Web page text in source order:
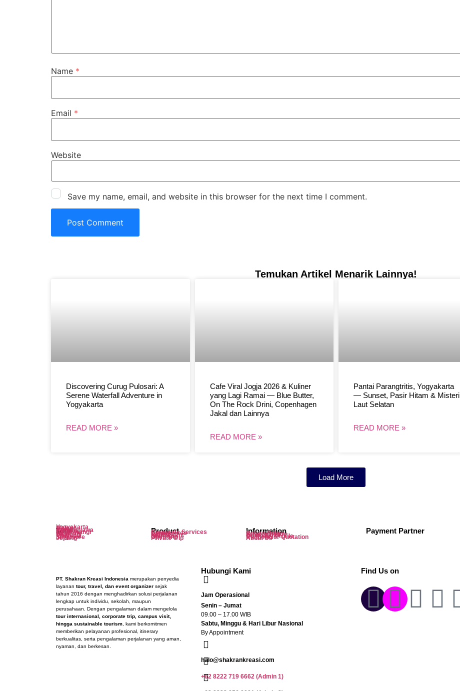
Name *
Email *
Website
Save my name, email, and website in this browser for the next time I comment.
Temukan Artikel Menarik Lainnya!
Discovering Curug Pulosari: A
Serene Waterfall Adventure in
Yogyakarta
READ MORE »
Cafe Viral Jogja 2026 & Kuliner
yang Lagi Ramai — Blue Butter,
On The Rock Drini, Copenhagen
Jakal dan Lainnya
READ MORE »
Pantai Parangtritis, Yogyakarta
— Sunset, Pasir Hitam & Misteri
Laut Selatan
READ MORE »
Load More
Tour
Jepang
Singapore
Malaysia
Thailand
Bali
Bandung
Banyuwangi
Lombok
Karimunjawa
Dieng
Malang
Yogyakarta Product
Private Trip
Open Trip
Edu Trip
MICE/Event
Rental
Experiences
Corporate Services Information
About Us
Request for Quotation
Company Profile
Term of Use
Privacy Policy
Return Policy Payment Partner
PT. Shakran Kreasi Indonesia merupakan penyedia
layanan tour, travel, dan event organizer sejak
tahun 2016 dengan menghadirkan solusi perjalanan
lengkap untuk individu, sekolah, maupun
perusahaan. Dengan pengalaman dalam mengelola
tour internasional, corporate trip, campus visit,
hingga sustainable tourism, kami berkomitmen
memberikan pelayanan profesional, itinerary
berkualitas, serta pengalaman perjalanan yang aman,
nyaman, dan berkesan.
Hubungi Kami
Jam Operasional
Senin – Jumat
09.00 – 17.00 WIB
Sabtu, Minggu & Hari Libur Nasional
By Appointment
halo@shakrankreasi.com
+62 8222 719 6662 (Admin 1)
Find Us on